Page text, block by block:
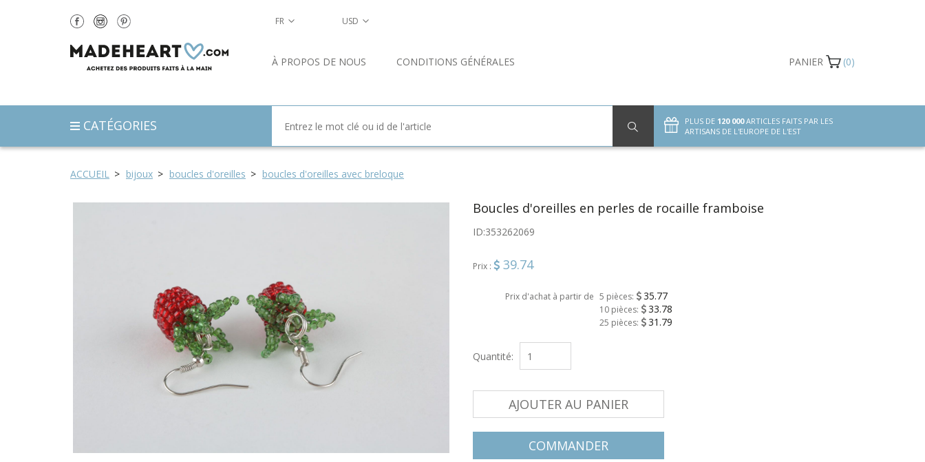
ACCUEIL bijoux boucles d'oreilles boucles d'oreilles avec breloque
Boucles d'oreilles en perles de rocaille framboise
ID:353262069
Prix : 39.74
Prix d'achat à partir de 5 pièces: 35.77
10 pièces: 33.78
25 pièces: 31.79
Quantité:
AJOUTER AU PANIER
COMMANDER
FR USD
À PROPOS DE NOUS CONDITIONS GÉNÉRALES PANIER (0)
CATÉGORIES PLUS DE 120 000ARTICLES FAITS PAR LES
ARTISANS DE L'EUROPE DE L'EST